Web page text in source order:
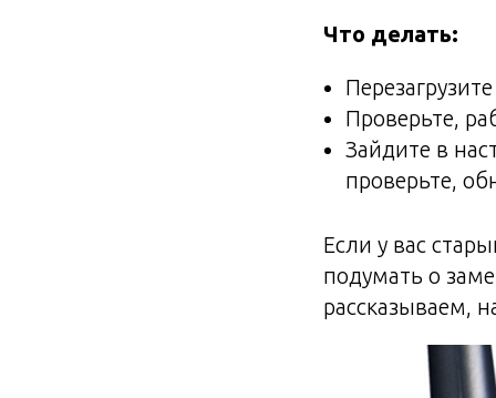
Что делать:
Проверьте,
Зайдите в
проверьте,
Если у вас
подумать о
рассказываем,